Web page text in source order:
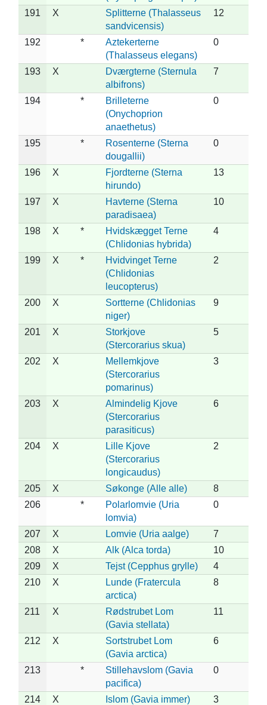
191
X
Splitterne (Thalasseus
sandvicensis)
12
192 *
Aztekerterne
(Thalasseus elegans)
0
193 X
Dværgterne (Sternula
albifrons)
7
194 *
Brilleterne
(Onychoprion
anaethetus)
0
195 *
Rosenterne (Sterna
dougallii)
0
196 X
Fjordterne (Sterna
hirundo)
13
197 X
Havterne (Sterna
paradisaea)
10
198 X *
Hvidskægget Terne
(Chlidonias hybrida)
4
199 X *
Hvidvinget Terne
(Chlidonias
leucopterus)
2
200 X
Sortterne (Chlidonias
niger)
9
201 X
Storkjove
(Stercorarius skua)
5
202 X
Mellemkjove
(Stercorarius
pomarinus)
3
203 X
Almindelig Kjove
(Stercorarius
parasiticus)
6
204 X
Lille Kjove
(Stercorarius
longicaudus)
2
205 X Søkonge (Alle alle)
8
206
*
Polarlomvie (Uria
lomvia)
0
207 X Lomvie (Uria aalge)
7
208
X Alk (Alca torda)
10
209
X Tejst (Cepphus grylle)
4
210
X
Lunde (Fratercula
arctica)
8
211 X
Rødstrubet Lom
(Gavia stellata)
11
212 X
Sortstrubet Lom
(Gavia arctica)
6
213 *
Stillehavslom (Gavia
pacifica)
0
214 X Islom (Gavia immer)
3